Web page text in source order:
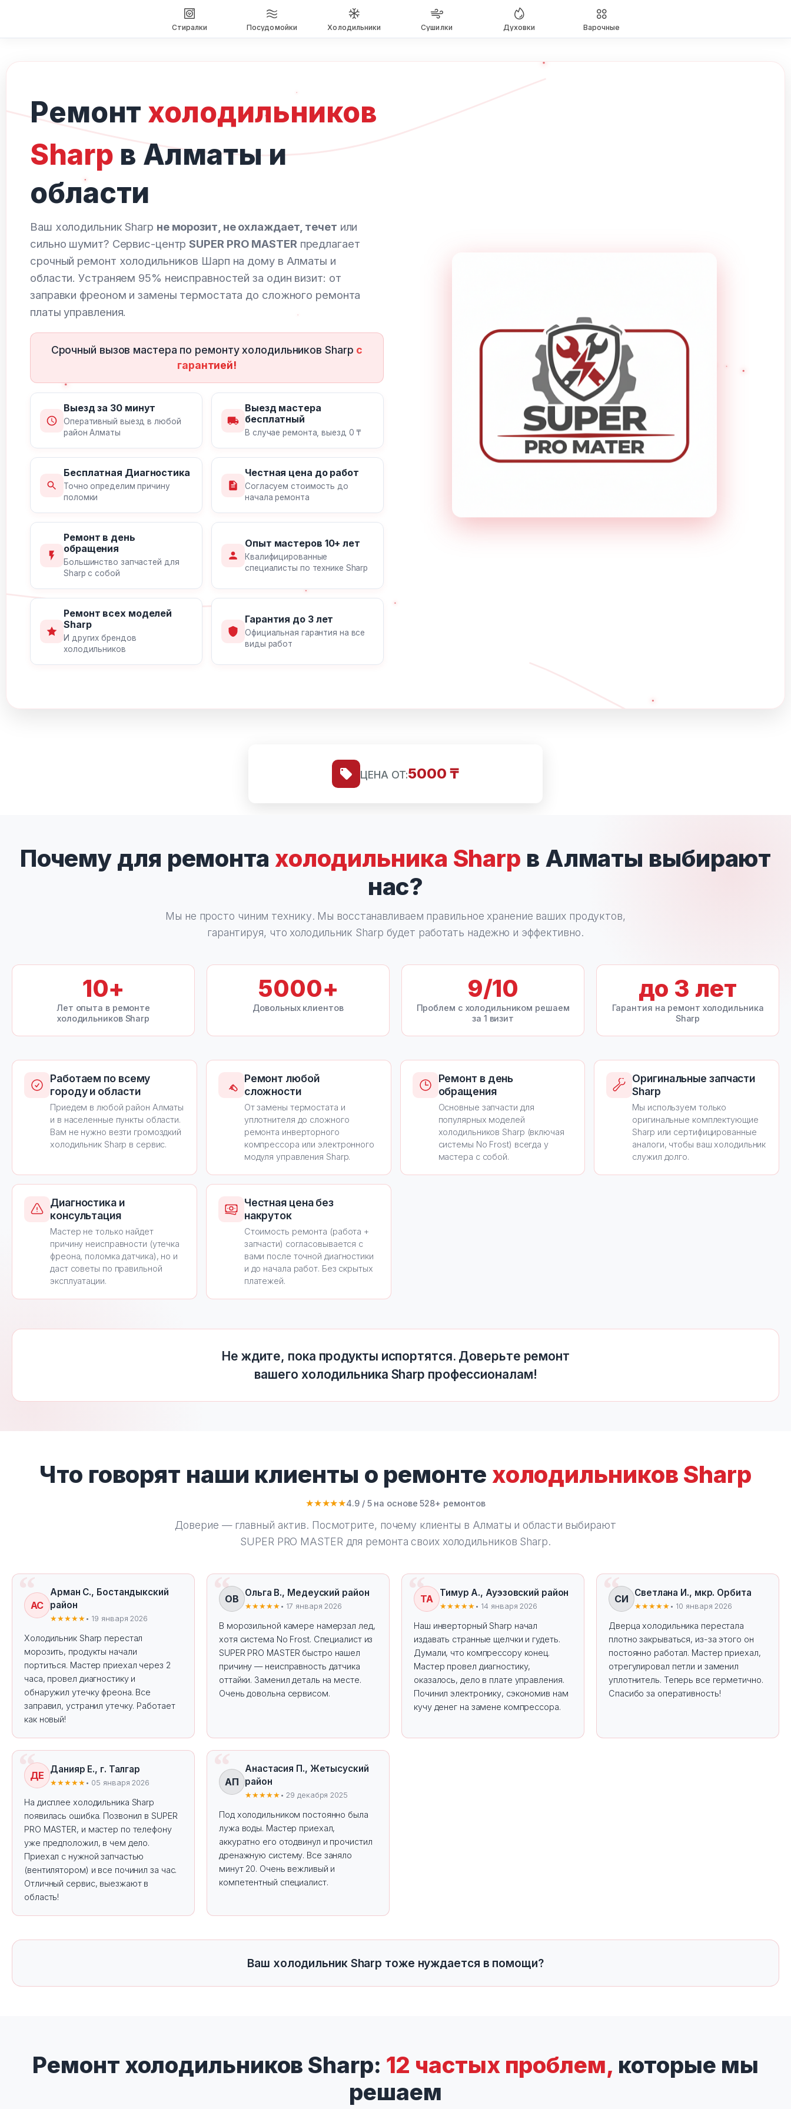
Ремонт холодильников
Sharp в Алматы и
области
Ваш холодильник Sharp не морозит, не охлаждает, течет или
сильно шумит? Сервис-центрSUPER PRO MASTER предлагает
срочный ремонт холодильников Шарп на дому в Алматы и
области. Устраняем 95% неисправностей за один визит: от
заправки фреоном и замены термостата до сложного ремонта
платы управления.
Срочный вызов мастера по ремонту холодильников Sharp с
гарантией!
Выезд за 30 минут
Оперативный выезд в любой
район Алматы
Выезд мастера
бесплатный
В случае ремонта, выезд 0 ₸
Бесплатная Диагностика
Точно определим причину
поломки
Честная цена до работ
Согласуем стоимость до
начала ремонта
Ремонт в день
обращения
Большинство запчастей для
Sharp с собой
Опыт мастеров 10+ лет
Квалифицированные
специалисты по технике Sharp
Ремонт всех моделей
Sharp
И других брендов
холодильников
Гарантия до 3 лет
Официальная гарантия на все
виды работ
Стиралки Посудомойки Холодильники Сушилки Духовки Варочные
ЦЕНА ОТ:5000 ₸
Почему для ремонта холодильника Sharp в Алматы выбирают
нас?
Мы не просто чиним технику. Мы восстанавливаем правильное хранение ваших продуктов,
гарантируя, что холодильник Sharp будет работать надежно и эффективно.
10+
Лет опыта в ремонте
холодильников Sharp
5000+
Довольных клиентов
9/10
Проблем с холодильником решаем
за 1 визит
до 3 лет
Гарантия на ремонт холодильника
Sharp
Работаем по всему
городу и области
Приедем в любой район Алматы
и в населенные пункты области.
Вам не нужно везти громоздкий
холодильник Sharp в сервис.
Ремонт любой
сложности
От замены термостата и
уплотнителя до сложного
ремонта инверторного
компрессора или электронного
модуля управления Sharp.
Ремонт в день
обращения
Основные запчасти для
популярных моделей
холодильников Sharp (включая
системы No Frost) всегда у
мастера с собой.
Оригинальные запчасти
Sharp
Мы используем только
оригинальные комплектующие
Sharp или сертифицированные
аналоги, чтобы ваш холодильник
служил долго.
Диагностика и
консультация
Мастер не только найдет
причину неисправности (утечка
фреона, поломка датчика), но и
даст советы по правильной
эксплуатации.
Честная цена без
накруток
Стоимость ремонта (работа +
запчасти) согласовывается с
вами после точной диагностики
и до начала работ. Без скрытых
платежей.
Не ждите, пока продукты испортятся. Доверьте ремонт
вашего холодильника Sharp профессионалам!
Что говорят наши клиенты о ремонте холодильников Sharp
★★★★★4.9 / 5 на основе 528+ ремонтов
Доверие — главный актив. Посмотрите, почему клиенты в Алматы и области выбирают
SUPER PRO MASTER для ремонта своих холодильников Sharp.
АС
Арман С., Бостандыкский
район
★★★★★ • 19 января 2026
Холодильник Sharp перестал
морозить, продукты начали
портиться. Мастер приехал через 2
часа, провел диагностику и
обнаружил утечку фреона. Все
заправил, устранил утечку. Работает
как новый!
ОВ
Ольга В., Медеуский район
★★★★★ • 17 января 2026
В морозильной камере намерзал лед,
хотя система No Frost. Специалист из
SUPER PRO MASTER быстро нашел
причину — неисправность датчика
оттайки. Заменил деталь на месте.
Очень довольна сервисом.
ТА
Тимур А., Ауэзовский район
★★★★★ • 14 января 2026
Наш инверторный Sharp начал
издавать странные щелчки и гудеть.
Думали, что компрессору конец.
Мастер провел диагностику,
оказалось, дело в плате управления.
Починил электронику, сэкономив нам
кучу денег на замене компрессора.
СИ
Светлана И., мкр. Орбита
★★★★★ • 10 января 2026
Дверца холодильника перестала
плотно закрываться, из-за этого он
постоянно работал. Мастер приехал,
отрегулировал петли и заменил
уплотнитель. Теперь все герметично.
Спасибо за оперативность!
ДЕ
Данияр Е., г. Талгар
★★★★★ • 05 января 2026
На дисплее холодильника Sharp
появилась ошибка. Позвонил в SUPER
PRO MASTER, и мастер по телефону
уже предположил, в чем дело.
Приехал с нужной запчастью
(вентилятором) и все починил за час.
Отличный сервис, выезжают в
область!
АП
Анастасия П., Жетысуский
район
★★★★★ • 29 декабря 2025
Под холодильником постоянно была
лужа воды. Мастер приехал,
аккуратно его отодвинул и прочистил
дренажную систему. Все заняло
минут 20. Очень вежливый и
компетентный специалист.
Ваш холодильник Sharp тоже нуждается в помощи?
Ремонт холодильников Sharp: 12 частых проблем, которые мы
решаем